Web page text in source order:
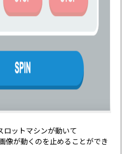
ロットマシンが動いて
像が動くのを止めることができ